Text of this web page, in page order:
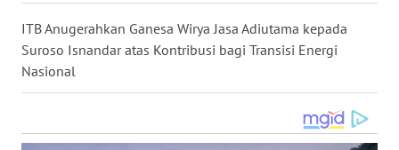
ITB Anugerahkan Ganesa Wirya Jasa Adiutama kepada
Suroso Isnandar atas Kontribusi bagi Transisi Energi
Nasional
WN
DANAU
TOBA
NIAS